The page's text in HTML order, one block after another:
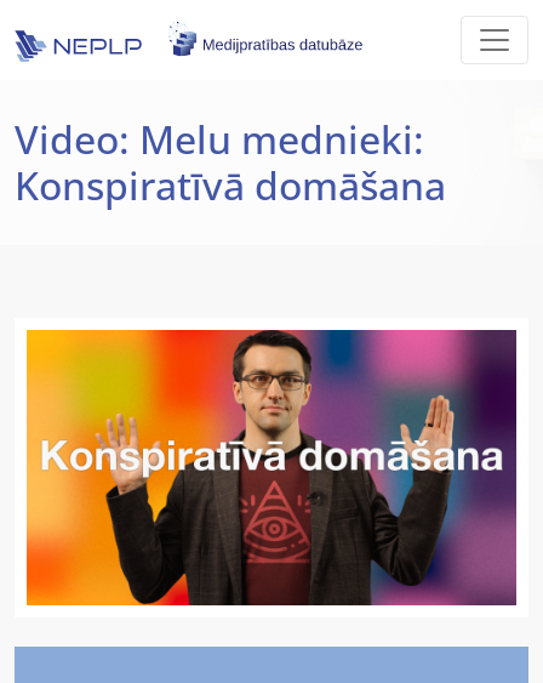
Video: Melu mednieki:
Konspiratīvā domāšana